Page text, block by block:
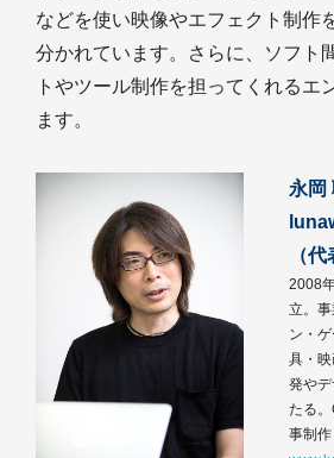
などを使い映像やエフェクト制作
分かれています。さらに、ソフト
トやツール制作を担ってくれるエ
ます。
永岡
（
2008
立。
ン・
具・
発や
たる
事制作